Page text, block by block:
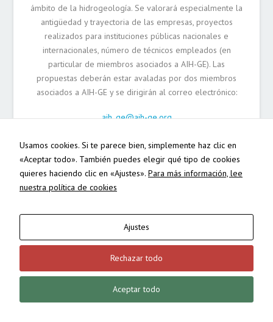
ámbito de la hidrogeología. Se valorará especialmente la
antigüedad y trayectoria de las empresas, proyectos
realizados para instituciones públicas nacionales e
internacionales, número de técnicos empleados (en
particular de miembros asociados a AIH-GE). Las
propuestas deberán estar avaladas por dos miembros
asociados a AIH-GE y se dirigirán al correo electrónico:
aih_ge@aih-ge.org
POLÍTICA DE COOKIES/AJUSTES DE COOKIES
ESPAÑOL
Usamos cookies. Si te parece bien, simplemente haz clic en
«Aceptar todo». También puedes elegir qué tipo de cookies
quieres haciendo clic en «Ajustes». Para más información, lee
nuestra política de cookies
Ajustes
Rechazar todo
Aceptar todo
Necesarias
son
necesarias
para que
web.